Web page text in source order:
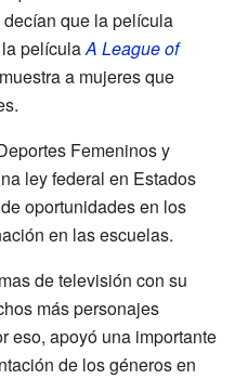
que la película
la películaA League of
a mujeres que
Femeninos y
ley federal en Estados
oportunidades en los
en las escuelas.
de televisión con su
más personajes
eso, apoyó una importante
de los géneros en